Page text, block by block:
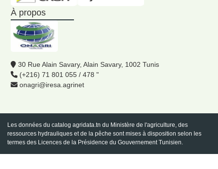
À propos
30 Rue Alain Savary, Alain Savary, 1002 Tunis
(+216) 71 801 055 / 478 "
onagri@iresa.agrinet
Les données du catalog agridata.tn du Ministère de l'agriculture, des
ressources hydrauliques et de la pêche sont mises à disposition selon les
termes des Licences de la Présidence du Gouvernement Tunisien.